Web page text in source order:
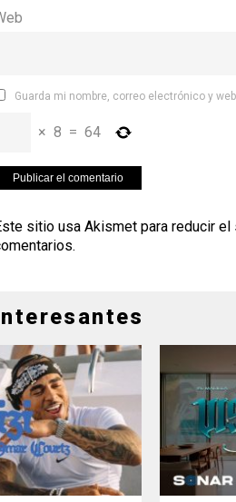
Guarda mi nombre, correo electrónico y
× 8 = 64
sitio usa Akismet para reducir el
.